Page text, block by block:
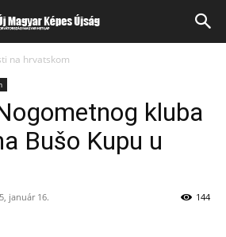
na hrvatskom
kluba
Bušo Kupu u
január 16. 144